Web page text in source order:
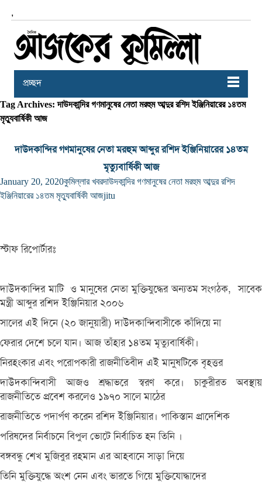
,
প্রচ্ছদ
Tag Archives: দাউদকান্দির গণমানুষের নেতা মরহুম আব্দুর রশিদ ইঞ্জিনিয়ারের ১৪তম
মৃত্যুবার্ষিকী আজ
দাউদকান্দির গণমানুষের নেতা মরহুম আব্দুর রশিদ ইঞ্জিনিয়ারের ১৪তম
মৃত্যুবার্ষিকী আজ
January 20, 2020কুমিল্লার খবরদাউদকান্দির গণমানুষের নেতা মরহুম আব্দুর রশিদ
ইঞ্জিনিয়ারের ১৪তম মৃত্যুবার্ষিকী আজjitu
স্টাফ রিপোর্টারঃ
দাউদকান্দির মাটি ও মানুষের নেতা মুক্তিযুদ্ধের অন্যতম সংগঠক, সাবেক
মন্ত্রী আব্দুর রশিদ ইঞ্জিনিয়ার ২০০৬
সালের এই দিনে (২০ জানুয়ারী) দাউদকান্দিবাসীকে কাঁদিয়ে না
ফেরার দেশে চলে যান। আজ তাঁহার ১৪তম মৃত্যুবার্ষিকী।
নিরহংকার এবং পরোপকারী রাজনীতিবীদ এই মানুষটিকে বৃহত্তর
দাউদকান্দিবাসী আজও শ্রদ্ধাভরে স্বরণ করে। চাকুরীরত অবস্থায়
রাজনীতিতে প্রবেশ করলেও ১৯৭০ সালে মাঠের
রাজনীতিতে পদার্পণ করেন রশিদ ইঞ্জিনিয়ার। পাকিস্তান প্রাদেশিক
পরিষদের নির্বাচনে বিপুল ভোটে নির্বাচিত হন তিনি ।
বঙ্গবন্ধু শেখ মুজিবুর রহমান এর আহবানে সাড়া দিয়ে
তিনি মুক্তিযুদ্ধে অংশ নেন এবং ভারতে গিয়ে মুক্তিযোদ্ধাদের